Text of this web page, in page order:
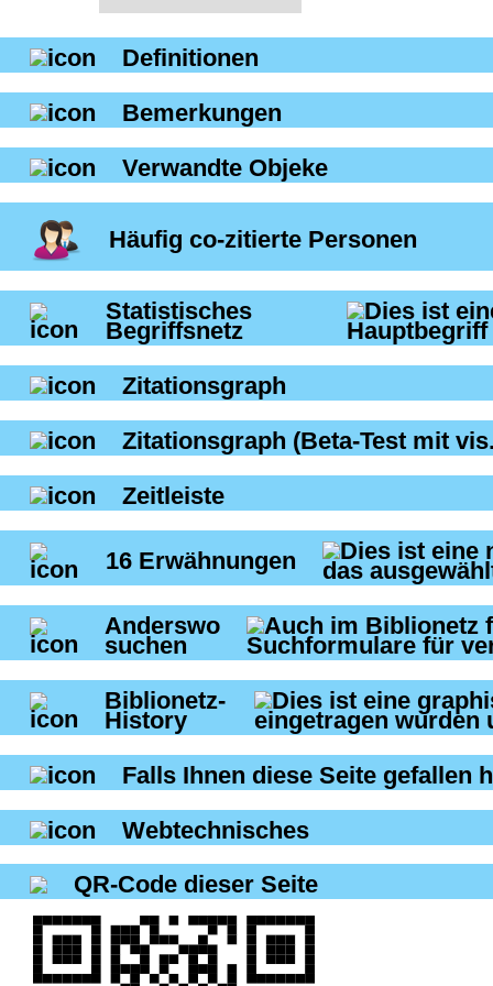
Definitionen
Bemerkungen
Verwandte Objeke
Häufig co-zitierte Personen
Statistisches
Begriffsnetz
Zitationsgraph
Zitationsgraph (Beta-Test mit
Zeitleiste
16 Erwähnungen
Anderswo
suchen
Biblionetz-
History
Falls Ihnen diese Seite gefallen
Webtechnisches
QR-Code dieser Seite